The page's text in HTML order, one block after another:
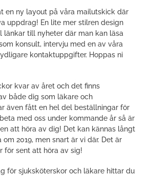
en ny layout på våra mailutskick där
uppdrag! En lite mer stilren design
länkar till nyheter där man kan läsa
konsult, intervju med en av våra
kontaktuppgifter. Hoppas ni
kvar av året och det finns
både dig som läkare och
även fått en hel del beställningar för
med oss under kommande år så är
att höra av dig! Det kan kännas långt
2019, men snart är vi där. Det är
för sent att höra av sig!
för sjuksköterskor och läkare hittar du